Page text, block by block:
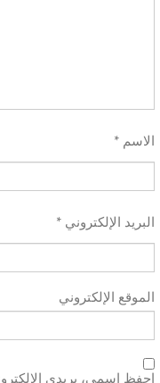
الاسم*
البريد الإلكتروني*
الموقع الإلكتروني
احفظ اسمي، بريدي